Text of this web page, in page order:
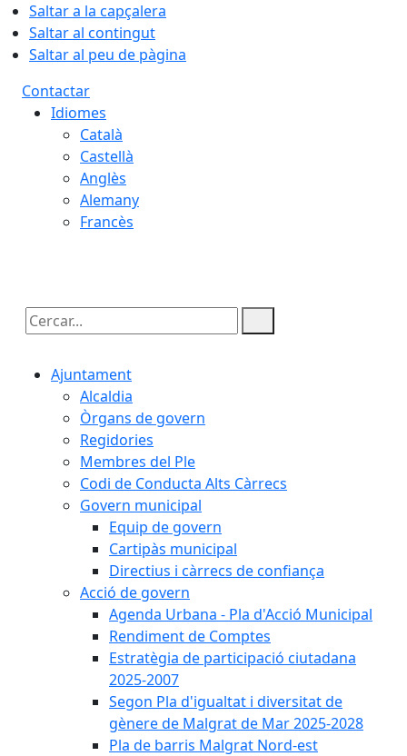
Saltar a la capçalera
Saltar al contingut
Saltar al peu de pàgina
Contactar
Idiomes
Català
Castellà
Anglès
Alemany
Francès
Cercar:
Ajuntament
Alcaldia
Òrgans de govern
Regidories
Membres del Ple
Codi de Conducta Alts Càrrecs
Govern municipal
Equip de govern
Cartipàs municipal
Directius i càrrecs de confiança
Acció de govern
Agenda Urbana - Pla d'Acció Municipal
Rendiment de Comptes
Estratègia de participació ciutadana
2025-2007
Segon Pla d'igualtat i diversitat de
gènere de Malgrat de Mar 2025-2028
Pla de barris Malgrat Nord-est